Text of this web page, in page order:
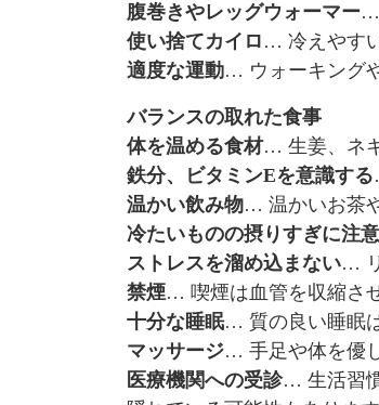
腹巻きやレッグウォーマー…
使い捨てカイロ … 冷えやす
適度な運動… ウォーキング
バランスの取れた食事
体を温める食材… 生姜、ネ
鉄分、ビタミンEを意識する
温かい飲み物… 温かいお茶
冷たいものの摂りすぎに注意
ストレスを溜め込まない…
禁煙… 喫煙は血管を収縮さ
十分な睡眠… 質の良い睡眠
マッサージ… 手足や体を優
医療機関への受診… 生活習